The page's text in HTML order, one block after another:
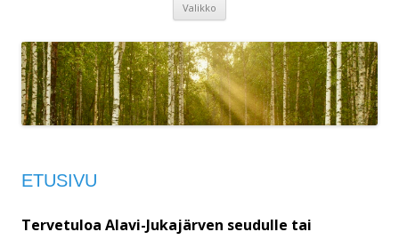
Valikko
ETUSIVU
Tervetuloa Alavi-Jukajärven seudulle tai